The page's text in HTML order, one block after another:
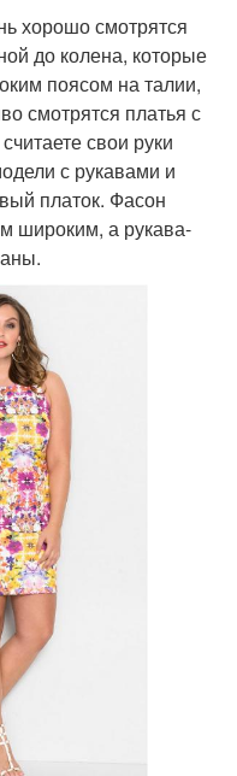
хорошо смотрятся
до колена, которые
поясом на талии,
смотрятся платья с
свои руки
с рукавами и
платок. Фасон
широким, а рукава-